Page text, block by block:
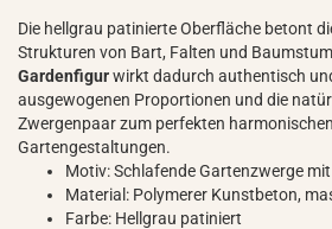
Die hellgrau patinierte Oberfläche betont
Strukturen von Bart, Falten und
Gardenfigurwirkt dadurch authentisch
ausgewogenen Proportionen und die
Zwergenpaar zum perfekten
Gartengestaltungen.
Motiv: Schlafende Gartenzwerge
Material: Polymerer Kunstbeton,
Farbe: Hellgrau patiniert